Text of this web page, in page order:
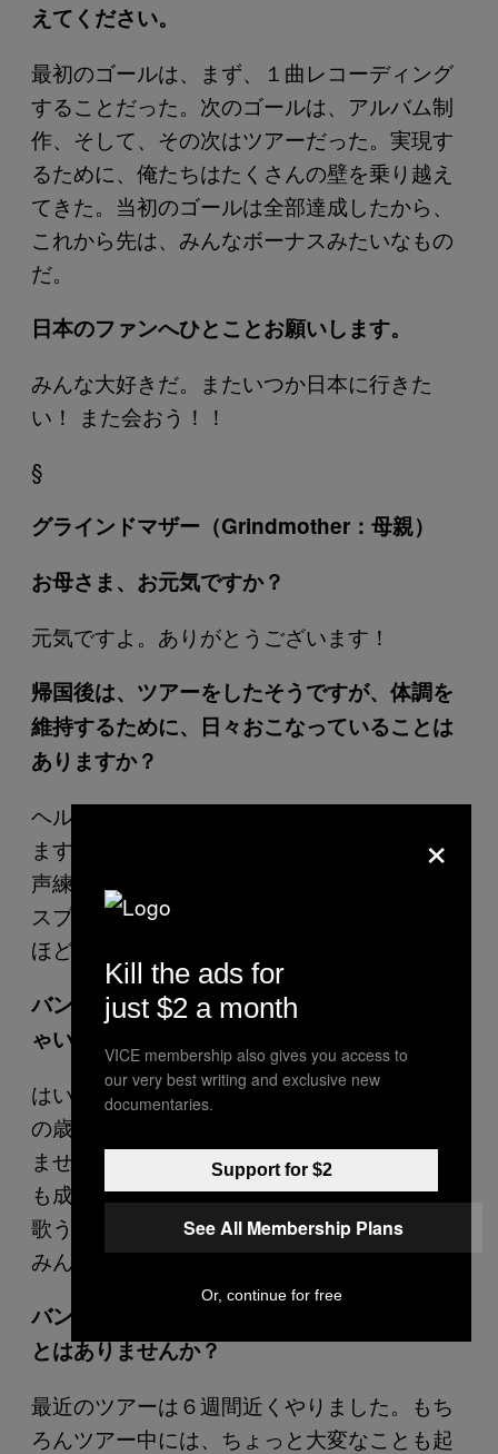
えてください。
最初のゴールは、まず、１曲レコーディング
することだった。次のゴールは、アルバム制
作、そして、その次はツアーだった。実現す
るために、俺たちはたくさんの壁を乗り越え
てきた。当初のゴールは全部達成したから、
これから先は、みんなボーナスみたいなもの
だ。
日本のファンへひとことお願いします。
みんな大好きだ。またいつか日本に行きた
い！ また会おう！！
§
グラインドマザー（Grindmother：母親）
お母さま、お元気ですか？
元気ですよ。ありがとうございます！
帰国後は、ツアーをしたそうですが、体調を
維持するために、日々おこなっていることは
ありますか？
ヘルシーでオーガニックな食事を心がけてい
ます。瞑想もよくしますよ。ツアー中は、発
声練習をしたり、声が枯れないように、喉の
スプレーを使っています。でも最近は、それ
ほどトラブルもありません。
バンド生活はいかがですか？ 満喫してらっし
ゃいます？
はい。バンド生活は素晴らしい体験です。こ
の歳でバンドを始めるなんて、想像もしてい
ませんでした。覚悟を決めさえすれば、何で
も成し遂げられるんですね。ファンのために
歌うのは楽しいですし、特にライブ終了後、
みんなと会う時間が大好きです。
バンド生活で、つらい、キツイ、と感じるこ
とはありませんか？
最近のツアーは６週間近くやりました。もち
ろんツアー中には、ちょっと大変なことも起
×
Kill the ads for
just $2 a month
VICE membership also gives you access to
our very best writing and exclusive new
documentaries.
Support for $2
See All Membership Plans
Or, continue for free